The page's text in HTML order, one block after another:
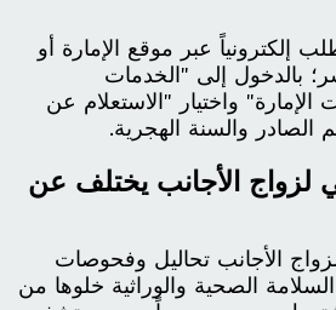
إلكترونياً عبر موقع الإمارة أو
بالدخول إلى "الخدمات
الإمارة" واختيار "الاستعلام عن
الصادر والسنة الهجرية.
الأجانب يختلف عن
الأجانب تحاليل وفحوصات
الصحية والوراثية خلوها من